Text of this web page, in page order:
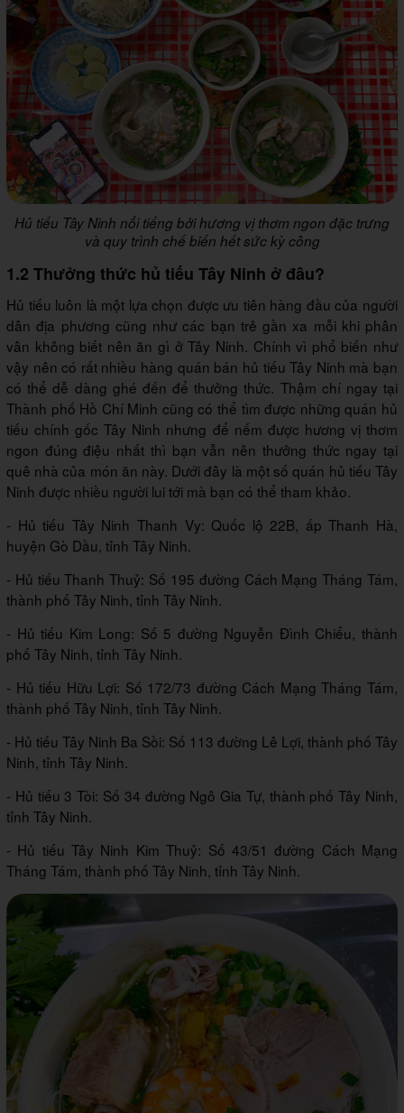
Hủ tiếu Tây Ninh nổi tiếng bởi hương vị thơm ngon đặc trưng
và quy trình chế biến hết sức kỳ công
1.2 Thưởng thức hủ tiếu Tây Ninh ở đâu?
Hủ tiếu luôn là một lựa chọn được ưu tiên hàng đầu của người
dân địa phương cũng như các bạn trẻ gần xa mỗi khi phân
vân không biết nên ăn gì ở Tây Ninh. Chính vì phổ biến như
vậy nên có rất nhiều hàng quán bán hủ tiếu Tây Ninh mà bạn
có thể dễ dàng ghé đến để thưởng thức. Thậm chí ngay tại
Thành phố Hồ Chí Minh cũng có thể tìm được những quán hủ
tiếu chính gốc Tây Ninh nhưng để nếm được hương vị thơm
ngon đúng điệu nhất thì bạn vẫn nên thưởng thức ngay tại
quê nhà của món ăn này. Dưới đây là một số quán hủ tiếu Tây
Ninh được nhiều người lui tới mà bạn có thể tham khảo.
- Hủ tiếu Tây Ninh Thanh Vy: Quốc lộ 22B, ấp Thanh Hà,
huyện Gò Dầu, tỉnh Tây Ninh.
- Hủ tiếu Thanh Thuỷ: Số 195 đường Cách Mạng Tháng Tám,
thành phố Tây Ninh, tỉnh Tây Ninh.
- Hủ tiếu Kim Long: Số 5 đường Nguyễn Đình Chiểu, thành
phố Tây Ninh, tỉnh Tây Ninh.
- Hủ tiếu Hữu Lợi: Số 172/73 đường Cách Mạng Tháng Tám,
thành phố Tây Ninh, tỉnh Tây Ninh.
- Hủ tiếu Tây Ninh Ba Sồi: Số 113 đường Lê Lợi, thành phố Tây
Ninh, tỉnh Tây Ninh.
- Hủ tiếu 3 Tòi: Số 34 đường Ngô Gia Tự, thành phố Tây Ninh,
tỉnh Tây Ninh.
- Hủ tiếu Tây Ninh Kim Thuỷ: Số 43/51 đường Cách Mạng
Tháng Tám, thành phố Tây Ninh, tỉnh Tây Ninh.